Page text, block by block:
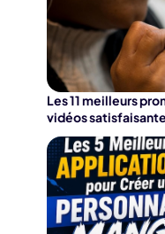
Les 11 meilleurs
vidéos